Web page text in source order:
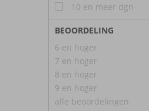
10 en meer dgn
BEOORDELING
6 en hoger
7 en hoger
8 en hoger
9 en hoger
alle beoordelingen